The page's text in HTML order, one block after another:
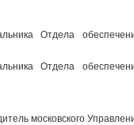
Отдела
Отдела
московского